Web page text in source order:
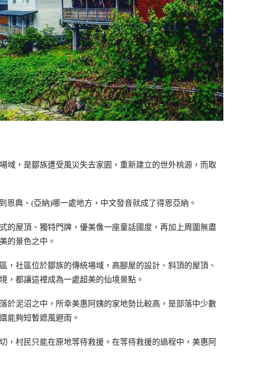
域，是鄒族遭受風災失去家園，重新建立的世外桃源，而取
恩典、(亞納)哪一處地方，中文發音就成了得恩亞納。
的屋頂、獨特門牌，優美像一座童話國度，再加上周圍無盡
的景色之中。
社區位於鄒族的傳統場域，高腳屋的設計、斜頂的屋頂、
，都讓這裡成為一處超美的仙境景點。
於泥沼之中，所幸美惠阿姨的家地勢比較高，是部落中少數
能夠短暫遮風避雨。
，村民只能在原地等待救援。在等待救援的過程中，美惠阿